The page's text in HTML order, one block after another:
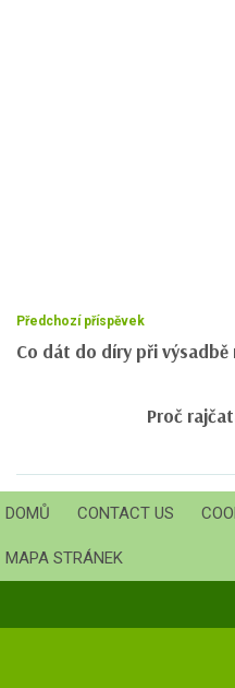
Předchozí příspěvek
Co dát do díry při
Proč
DOMŮ CONTACT US
MAPA STRÁNEK